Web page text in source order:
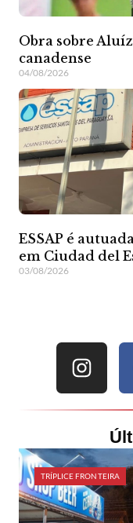
Obra sobre
canadense
04/08/2026
ESSAP é
em Ciudad del
03/08/2026
TRÍPLICE FRONTEIRA